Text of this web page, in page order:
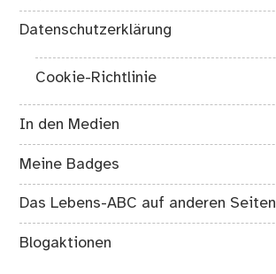
Datenschutzerklärung
Cookie-Richtlinie
In den Medien
Meine Badges
Das Lebens-ABC auf anderen Seiten
Blogaktionen